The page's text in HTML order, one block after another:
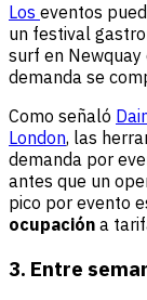
Los eventos
un festival
surf en Newquay
demanda se
Como señaló
London, las
demanda por
antes que un
pico por evento
ocupación a
3. Entre